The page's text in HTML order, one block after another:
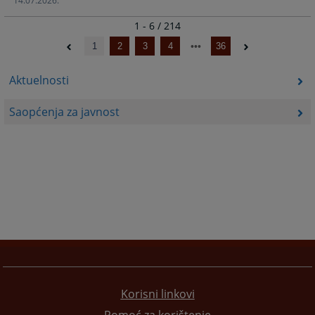
Aktuelnosti
Saopćenja za javnost
1 - 6 / 214
1 2 3 4 36
Korisni linkovi